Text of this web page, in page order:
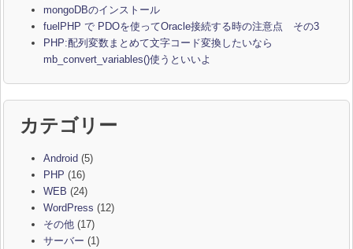
mongoDBのインストール
fuelPHP で PDOを使ってOracle接続する時の注意点 その3
PHP:配列変数まとめて文字コード変換したいなら
mb_convert_variables()使うといいよ
カテゴリー
Android (5)
PHP (16)
WEB (24)
WordPress (12)
その他(17)
サーバー (1)